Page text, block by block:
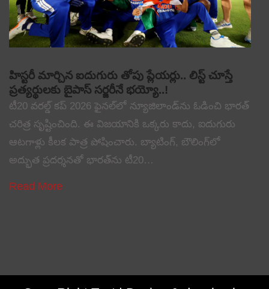
హిస్టరీ మార్చిన ఐదుగురు తోపు ప్లేయర్లు.. లిస్ట్ చూస్తే
ప్రత్యర్థులకు బైపాస్ సర్జరీనే భయ్యో..!
టీ20 వరల్డ్ కప్ 2026 ఫైనల్‌లో న్యూజిలాండ్‌ను ఓడించి భారత్
చరిత్ర సృష్టించింది. ఈ విజయానికి ఒక్కరు కాదు, ఐదుగురు
ఆటగాళ్లు కీలక పాత్ర పోషించారు. బ్యాటింగ్, బౌలింగ్‌లో
అద్భుత ప్రదర్శనతో భారత్‌ను టీ20…
Read More